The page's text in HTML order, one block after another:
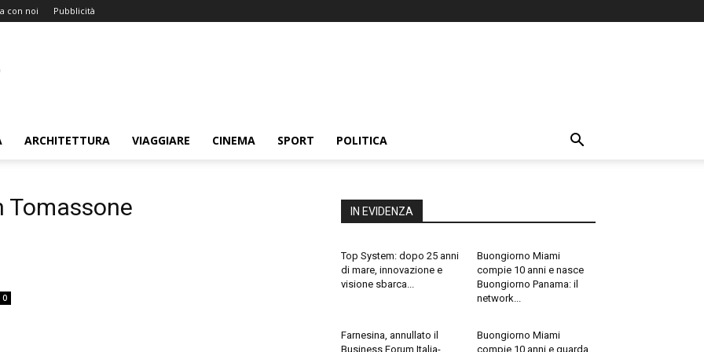
con noi Pubblicità
ARCHITETTURA VIAGGIARE CINEMA SPORT POLITICA
Tomassone
0
IN EVIDENZA
Top System: dopo 25 anni
di mare, innovazione e
visione sbarca...
Buongiorno Miami
compie 10 anni e nasce
Buongiorno Panama: il
network...
Farnesina, annullato il
Business Forum Italia-
Buongiorno Miami
compie 10 anni e guarda